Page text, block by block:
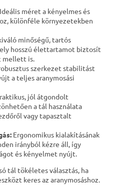
Ideális méret a kényelmes és
különféle környezetekben
minőségű, tartós
hosszú élettartamot biztosít
mellett is.
szerkezet stabilitást
a teljes aranymosási
jól átgondolt
a tál használata
vagy tapasztalt
Ergonomikus kialakításának
irányból kézre áll, így
és kényelmet nyújt.
tál tökéletes választás, ha
keres az aranymosáshoz.